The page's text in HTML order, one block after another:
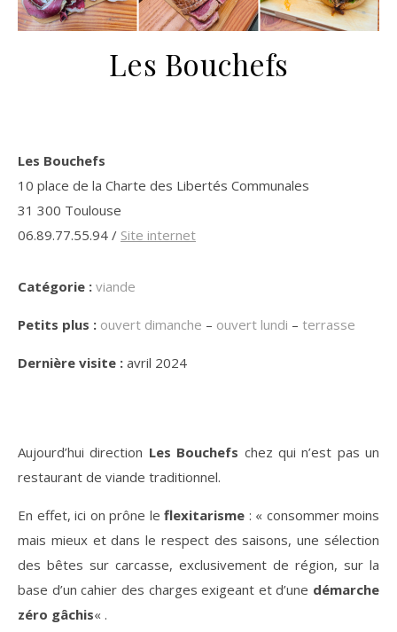
Les Bouchefs
Les Bouchefs
10 place de la Charte des Libertés Communales
31 300 Toulouse
06.89.77.55.94 / Site internet
Catégorie : viande
Petits plus : ouvert dimanche – ouvert lundi – terrasse
Dernière visite : avril 2024
Aujourd’hui direction Les Bouchefs chez qui n’est pas un
restaurant de viande traditionnel.
En effet, ici on prône le flexitarisme : « consommer moins
mais mieux et dans le respect des saisons, une sélection
des bêtes sur carcasse, exclusivement de région, sur la
base d’un cahier des charges exigeant et d’une démarche
zéro gâchis« .